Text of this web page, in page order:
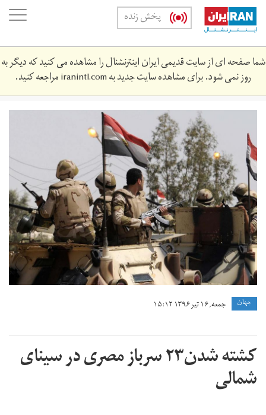
Skip
main
content
پخش زنده
شما صفحه ای از سایت قدیمی ایران اینترنشنال را مشاهده می کنید که دیگر به
روز نمی شود. برای مشاهده سایت جدید بهiranintl.comمراجعه کنید.
unnamed_1.jpg
جهان جمعه, ۱۶ تیر ۱۳۹۶ ۱۵:۱۲
کشته شدن۲۳ سرباز مصری در سینای
شمالی